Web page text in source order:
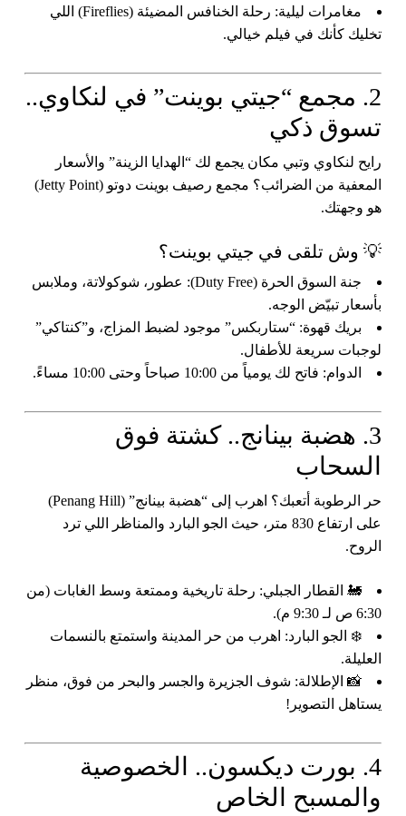
مغامرات ليلية:
رحلة الخنافس المضيئة (Fireflies) اللي
تخليك كأنك في فيلم خيالي.
2. مجمع “جيتي بوينت” في لنكاوي..
تسوق ذكي
رايح لنكاوي وتبي مكان يجمع لك “الهدايا الزينة” والأسعار
المعفية من الضرائب؟ مجمع رصيف بوينت دوتو (Jetty Point)
هو وجهتك.
💡 وش تلقى في جيتي بوينت؟
جنة السوق الحرة (Duty Free):
عطور، شوكولاتة، وملابس
بأسعار تبيّض الوجه.
بريك قهوة: “ستاربكس” موجود لضبط المزاج، و”كنتاكي”
لوجبات سريعة للأطفال.
الدوام: فاتح لك يومياً من 10:00 صباحاً وحتى 10:00 مساءً.
3. هضبة بينانج.. كشتة فوق
السحاب
حر الرطوبة أتعبك؟ اهرب إلى “هضبة بينانج”
(Penang Hill)
على ارتفاع 830 متر، حيث الجو البارد والمناظر اللي ترد
الروح.
🚂 القطار الجبلي: رحلة تاريخية وممتعة وسط الغابات (من
6:30 ص لـ 9:30 م).
❄️ الجو البارد: اهرب من حر المدينة واستمتع بالنسمات
العليلة.
📸 الإطلالة: شوف الجزيرة والجسر والبحر من فوق، منظر
يستاهل التصوير!
4. بورت ديكسون.. الخصوصية
والمسبح الخاص